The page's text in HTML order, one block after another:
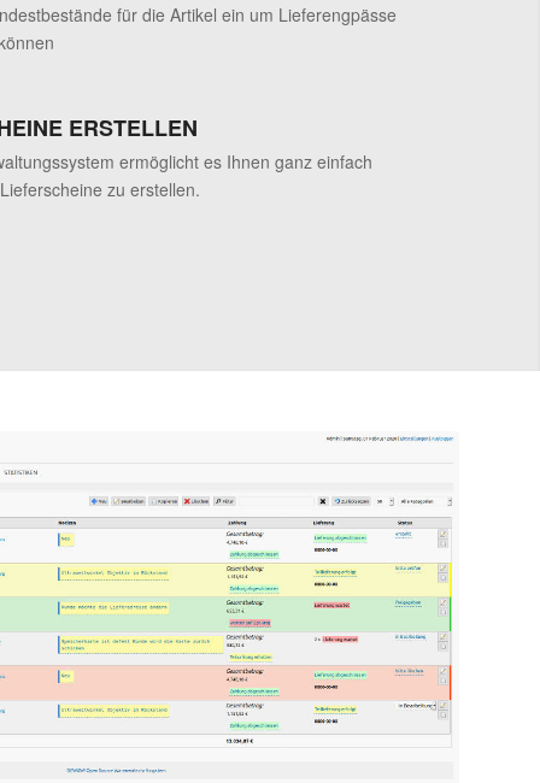
für die Artikel ein um Lieferengpässe
ERSTELLEN
ermöglicht es Ihnen ganz einfach
zu erstellen.